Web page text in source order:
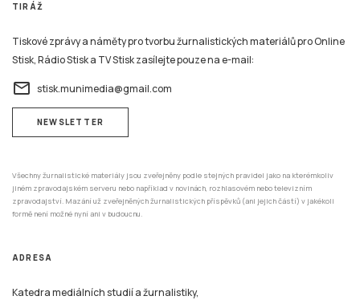
TIRÁŽ
Tiskové zprávy a náměty pro tvorbu žurnalistických materiálů pro Online
Stisk, Rádio Stisk a TV Stisk zasílejte pouze na e-mail:
email stisk.munimedia@gmail.com
NEWSLETTER
Všechny žurnalistické materiály jsou zveřejněny podle stejných pravidel jako na kterémkoliv
jiném zpravodajském serveru nebo například v novinách, rozhlasovém nebo televizním
zpravodajství. Mazání už zveřejněných žurnalistických příspěvků (ani jejich částí) v jakékoli
formě není možné nyní ani v budoucnu.
ADRESA
Katedra mediálních studií a žurnalistiky,